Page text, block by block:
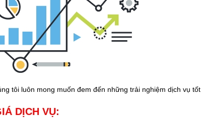
tôi luôn mong muốn đem đến những trải nghiệm dịch vụ
DỊCH VỤ: